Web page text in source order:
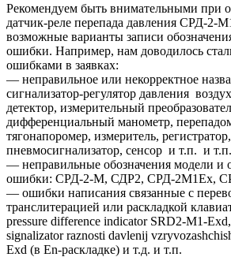
Рекомендуем быть внимательными при
датчик-реле перепада давления СРД-2-
возможные варианты записи
ошибки. Например, нам доводилось
ошибками в заявках:
— неправильное или некорректное
сигнализатор-регулятор давления
детектор, измерительный
дифференциальный манометр,
тягонапоромер, измеритель,
пневмосигнализатор, сенсор и т.п. и т.п.
— неправильные обозначения модели и
ошибки: СРД-2-М, СДР2, СРД-2М1Ех,
— ошибки написания связанные с
транслитерацией или раскладкой
pressure difference indicator SRD2-M1-
signalizator raznosti davlenij
Exd (в En-раскладке) и т.д. и т.п.